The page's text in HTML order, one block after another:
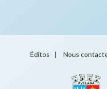
Éditos | Nous